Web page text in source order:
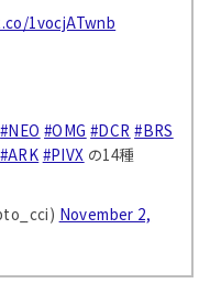
1vocjATwnb
#NEO #OMG #DCR #BRS
#ARK #PIVX の14種
November 2,